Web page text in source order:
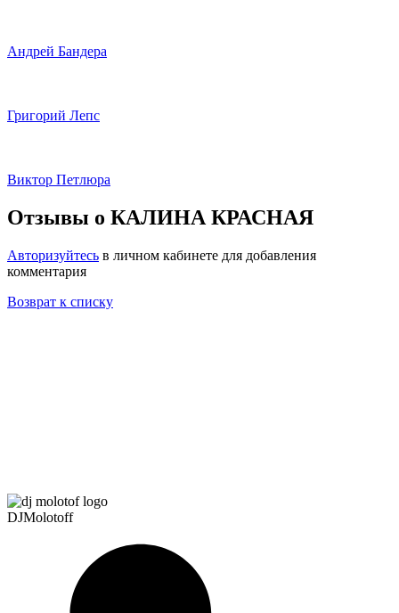
Андрей Бандера
Григорий Лепс
Виктор Петлюра
Отзывы о КАЛИНА КРАСНАЯ
Авторизуйтесь в личном кабинете для добавления
комментария
Возврат к списку
DJMolotoff